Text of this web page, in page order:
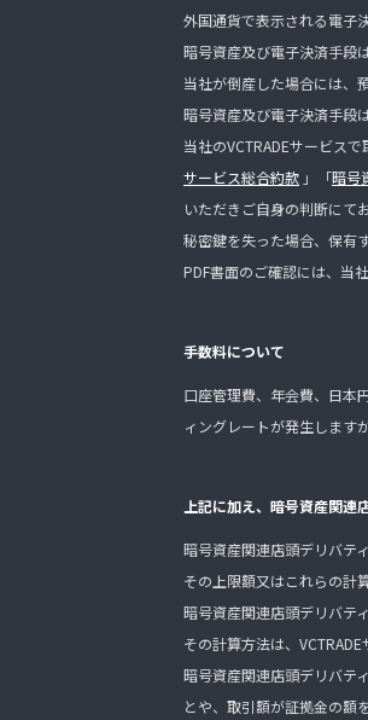
外国通貨で表示される電子
暗号資産及び電子決済手段
当社が倒産した場合には、
暗号資産及び電子決済手段
当社のVCTRADEサービス
サービス総合約款 」「暗号
いただきご自身の判断にて
秘密鍵を失った場合、保有
PDF書面のご確認には、当
手数料について
口座管理費、年会費、日本
ィングレートが発生します
上記に加え、暗号資産関連
暗号資産関連店頭デリバテ
その上限額又はこれらの計
暗号資産関連店頭デリバテ
その計算方法は、
暗号資産関連店頭デリバテ
とや、取引額が証拠金の額